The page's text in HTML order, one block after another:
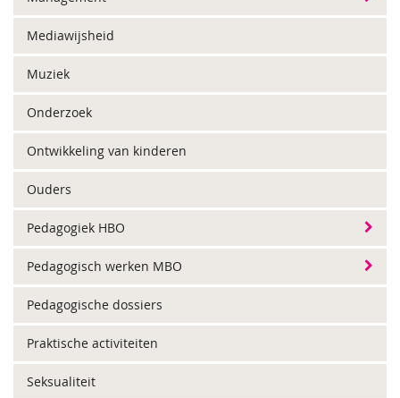
Mediawijsheid
Muziek
Onderzoek
Ontwikkeling van kinderen
Ouders
Pedagogiek HBO
Pedagogisch werken MBO
Pedagogische dossiers
Praktische activiteiten
Seksualiteit